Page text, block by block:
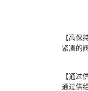
【高保
紧凑的
【通过
通过供